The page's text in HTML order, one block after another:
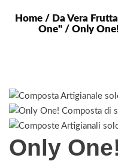
Home / Da Vera Frutta
One"/ Only One!
Only